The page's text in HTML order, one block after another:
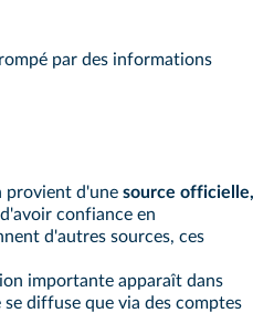
par des informations
provient d'une source officielle,
confiance en
d'autres sources, ces
importante apparaît dans
diffuse que via des comptes